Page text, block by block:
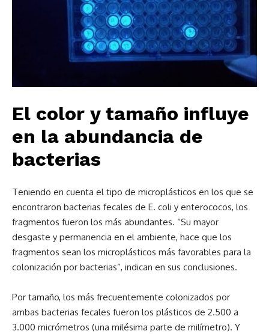
El color y tamaño influye
en la abundancia de
bacterias
Teniendo en cuenta el tipo de microplásticos en los que se
encontraron bacterias fecales de E. coli y enterococos, los
fragmentos fueron los más abundantes. “Su mayor
desgaste y permanencia en el ambiente, hace que los
fragmentos sean los microplásticos más favorables para la
colonización por bacterias”, indican en sus conclusiones.
Por tamaño, los más frecuentemente colonizados por
ambas bacterias fecales fueron los plásticos de 2.500 a
3.000 micrómetros (una milésima parte de milímetro). Y